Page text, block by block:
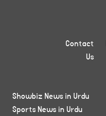
Contact
Us
Showbiz News in Urdu
Sports News in Urdu